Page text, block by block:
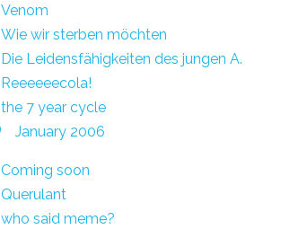
Venom
Wie wir sterben möchten
Die Leidensfähigkeiten des jungen A.
Reeeeeecola!
the 7 year cycle
January 2006
Coming soon
Querulant
who said meme?